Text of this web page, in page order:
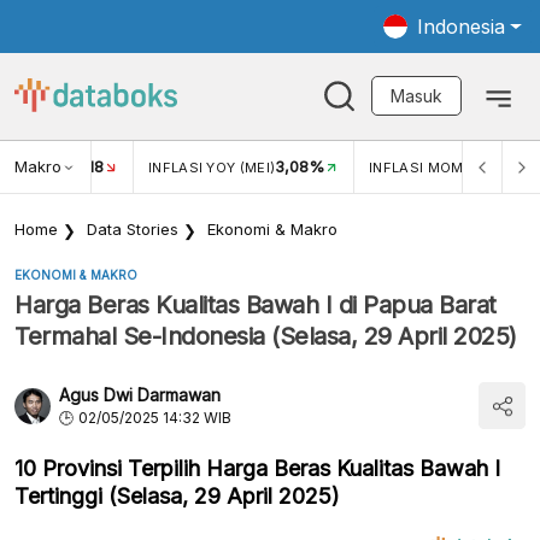
Indonesia
Masuk
Makro
USD/IDR 18 INFLASI YOY (MEI)3,08% INFLASI MOM (MEI)
Home Data Stories Ekonomi & Makro
EKONOMI & MAKRO
Harga Beras Kualitas Bawah I di Papua Barat
Termahal Se-Indonesia (Selasa, 29 April 2025)
Agus Dwi Darmawan
02/05/2025 14:32 WIB
10 Provinsi Terpilih Harga Beras Kualitas Bawah I
Tertinggi (Selasa, 29 April 2025)